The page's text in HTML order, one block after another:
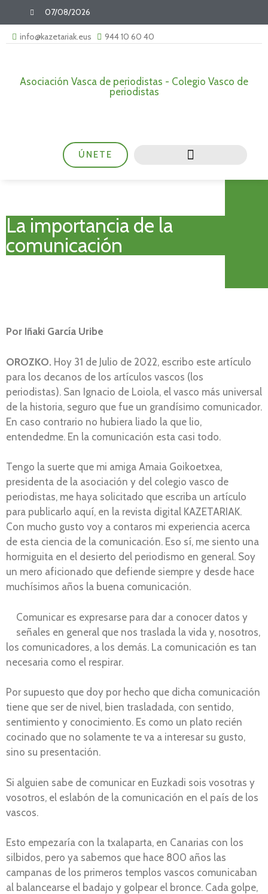
07/08/2026
info@kazetariak.eus 944 10 60 40
Asociación Vasca de periodistas - Colegio Vasco de
periodistas
ÚNETE
La importancia de la
comunicación
Por Iñaki García Uribe
OROZKO. Hoy 31 de Julio de 2022, escribo este artículo
para los decanos de los artículos vascos (los
periodistas). San Ignacio de Loiola, el vasco más universal
de la historia, seguro que fue un grandísimo comunicador.
En caso contrario no hubiera liado la que lio,
entendedme. En la comunicación esta casi todo.
Tengo la suerte que mi amiga Amaia Goikoetxea,
presidenta de la asociación y del colegio vasco de
periodistas, me haya solicitado que escriba un artículo
para publicarlo aquí, en la revista digital KAZETARIAK.
Con mucho gusto voy a contaros mi experiencia acerca
de esta ciencia de la comunicación. Eso sí, me siento una
hormiguita en el desierto del periodismo en general. Soy
un mero aficionado que defiende siempre y desde hace
muchísimos años la buena comunicación.
Comunicar es expresarse para dar a conocer datos y
señales en general que nos traslada la vida y, nosotros,
los comunicadores, a los demás. La comunicación es tan
necesaria como el respirar.
Por supuesto que doy por hecho que dicha comunicación
tiene que ser de nivel, bien trasladada, con sentido,
sentimiento y conocimiento. Es como un plato recién
cocinado que no solamente te va a interesar su gusto,
sino su presentación.
Si alguien sabe de comunicar en Euzkadi sois vosotras y
vosotros, el eslabón de la comunicación en el país de los
vascos.
Esto empezaría con la txalaparta, en Canarias con los
silbidos, pero ya sabemos que hace 800 años las
campanas de los primeros templos vascos comunicaban
al balancearse el badajo y golpear el bronce. Cada golpe,